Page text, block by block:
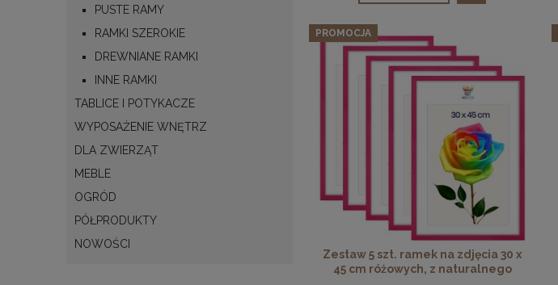
PUSTE RAMY
RAMKI SZEROKIE
DREWNIANE RAMKI
INNE RAMKI
TABLICE I POTYKACZE
WYPOSAŻENIE WNĘTRZ
DLA ZWIERZĄT
MEBLE
OGRÓD
PÓŁPRODUKTY
NOWOŚCI
Zestaw 5 szt. ramek na zdjęcia 30 x
45 cm różowych, z naturalnego
PROMOCJA